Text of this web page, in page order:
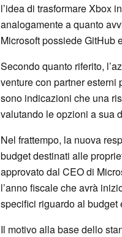
l’idea di trasformare Xbox
analogamente a quanto
Microsoft possiede GitHub
Secondo quanto riferito,
venture con partner esterni
sono indicazioni che una
valutando le opzioni a sua
Nel frattempo, la nuova
budget destinati alle
approvato dal CEO di
l’anno fiscale che avrà
specifici riguardo al budget
Il motivo alla base dello